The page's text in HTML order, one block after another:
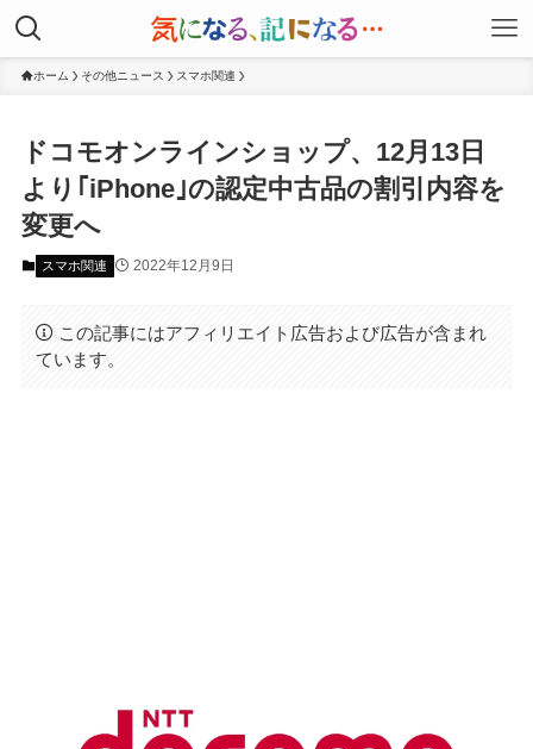
ホーム その他ニュース スマホ関連
ドコモオンラインショップ、12月13日
より｢iPhone｣の認定中古品の割引内容を
変更へ
スマホ関連 2022年12月9日
この記事にはアフィリエイト広告および広告が含まれ
ています。